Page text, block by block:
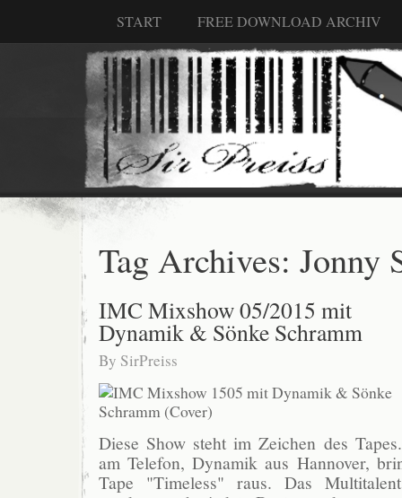
START FREE DOWNLOAD ARCHIV
Tag Archives: Jonny
IMC Mixshow 05/2015 mit
Dynamik & Sönke Schramm
By SirPreiss
Diese Show steht im Zeichen des
am Telefon, Dynamik aus Hannover,
Tape "Timeless" raus. Das